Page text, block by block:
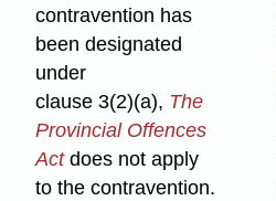
contravention has
been designated
under
clause 3(2)⁠(a), The
Provincial Offences
Actdoes not apply
to the contravention.